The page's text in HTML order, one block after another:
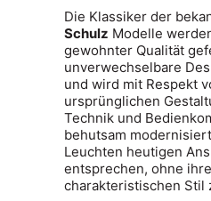
Die Klassiker der
Schulz Modelle
gewohnter Qualität
unverwechselbare
und wird mit Respekt
ursprünglichen
Technik und
behutsam
Leuchten heutigen
entsprechen, ohne
charakteristischen Stil